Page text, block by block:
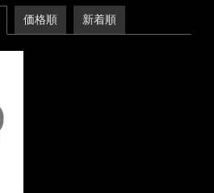
価格順 新着順